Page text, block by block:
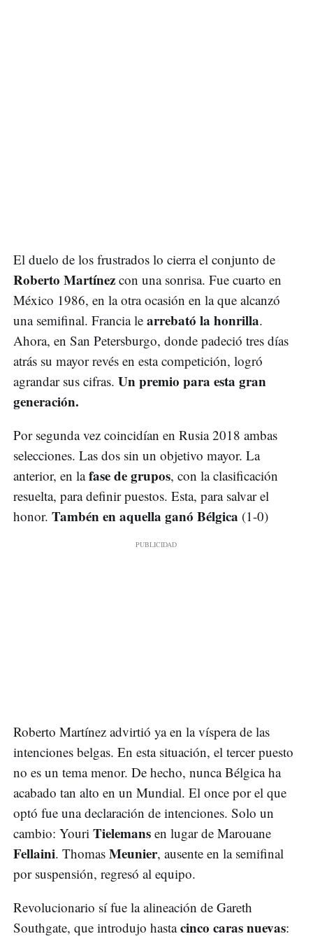
El duelo de los frustrados lo cierra el conjunto de
Roberto Martínez con una sonrisa. Fue cuarto en
México 1986, en la otra ocasión en la que alcanzó
una semifinal. Francia le arrebató la honrilla.
Ahora, en San Petersburgo, donde padeció tres días
atrás su mayor revés en esta competición, logró
agrandar sus cifras. Un premio para esta gran
generación.
Por segunda vez coincidían en Rusia 2018 ambas
selecciones. Las dos sin un objetivo mayor. La
anterior, en lafase de grupos, con la clasificación
resuelta, para definir puestos. Esta, para salvar el
honor. Tambén en aquella ganó Bélgica (1-0)
Roberto Martínez advirtió ya en la víspera de las
intenciones belgas. En esta situación, el tercer puesto
no es un tema menor. De hecho, nunca Bélgica ha
acabado tan alto en un Mundial. El once por el que
optó fue una declaración de intenciones. Solo un
cambio: Youri Tielemans en lugar de Marouane
Fellaini. Thomas Meunier, ausente en la semifinal
por suspensión, regresó al equipo.
Revolucionario sí fue la alineación de Gareth
Southgate, que introdujo hastacinco caras nuevas: